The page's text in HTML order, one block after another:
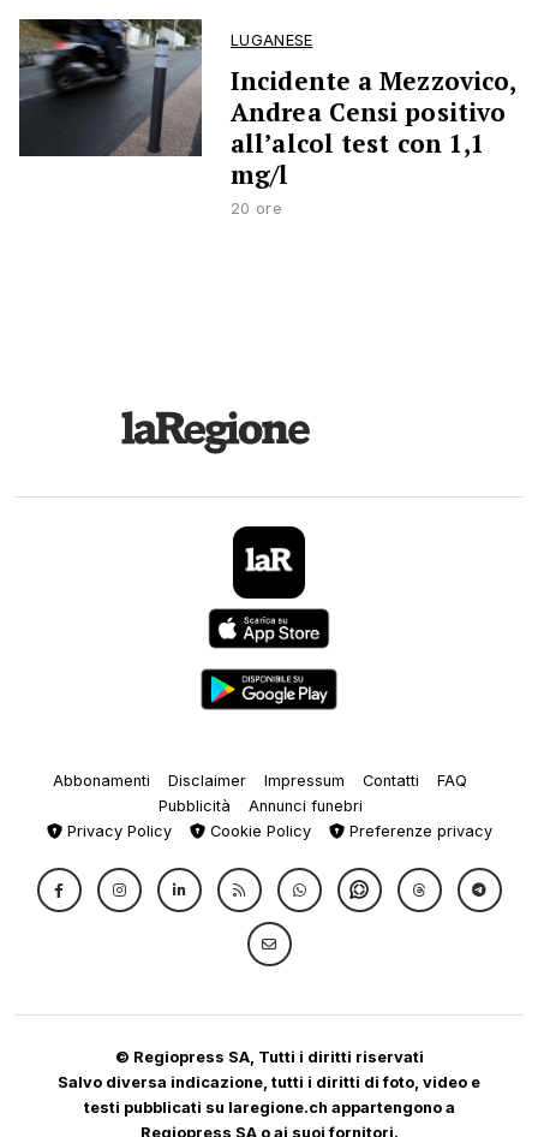
LUGANESE
Incidente a Mezzovico,
Andrea Censi positivo
all’alcol test con 1,1
mg/l
20 ore
Abbonamenti Disclaimer Impressum Contatti
FAQ
Pubblicità
Annunci funebri
Privacy Policy
Cookie Policy Preferenze privacy
© Regiopress SA, Tutti i diritti riservati
Salvo diversa indicazione, tutti i diritti di foto, video e
testi pubblicati su laregione.ch appartengono a
Regiopress SA o ai suoi fornitori.